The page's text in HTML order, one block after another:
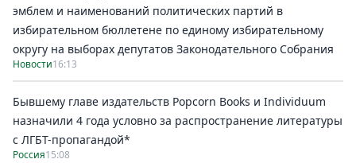
эмблем и наименований политических партий в
избирательном бюллетене по единому избирательному
округу на выборах депутатов Законодательного Собрания
Новости16:13
Бывшему главе издательств Popcorn Books и Individuum
назначили 4 года условно за распространение литературы
с ЛГБТ-пропагандой*
Россия15:08